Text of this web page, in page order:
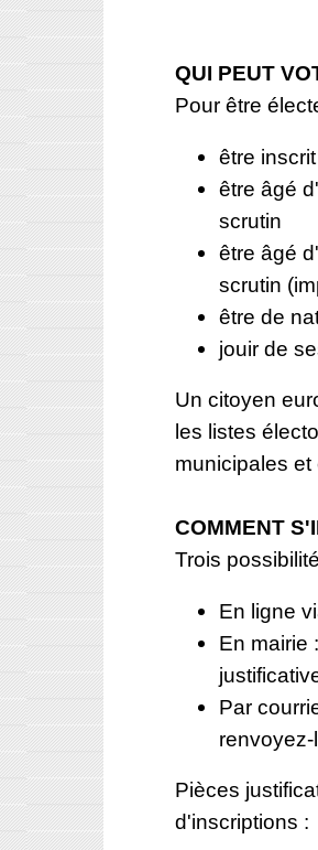
QUI PEUT
Pour être
être
être âgé
scrutin
être âgé
scrutin
être de
jouir de
Un citoyen
les listes
municipales
COMMENT
Trois
En ligne
En mairie
Par
Pièces
d'inscriptions :